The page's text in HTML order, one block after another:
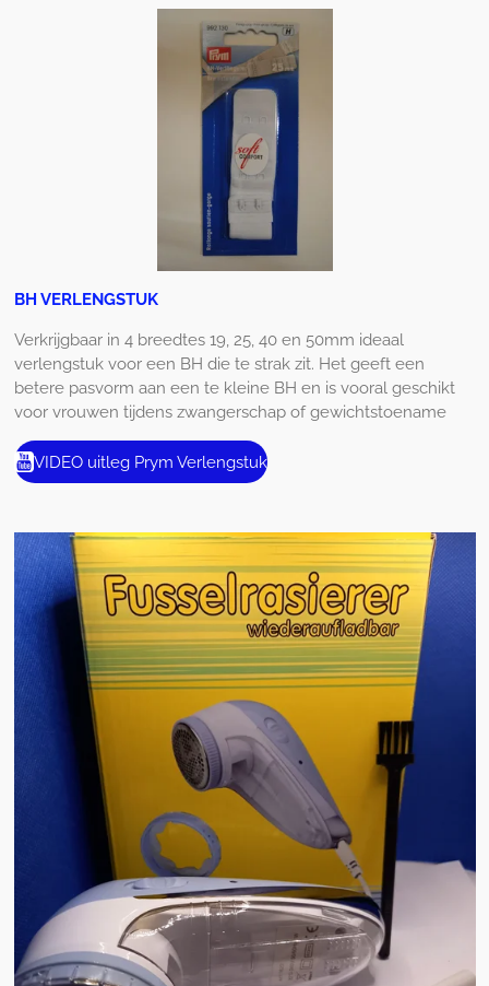
BH VERLENGSTUK
Verkrijgbaar in 4 breedtes 19, 25, 40 en 50mm ideaal
verlengstuk voor een BH die te strak zit. Het geeft een
betere pasvorm aan een te kleine BH en is vooral geschikt
voor vrouwen tijdens zwangerschap of gewichtstoename
VIDEO uitleg Prym Verlengstuk